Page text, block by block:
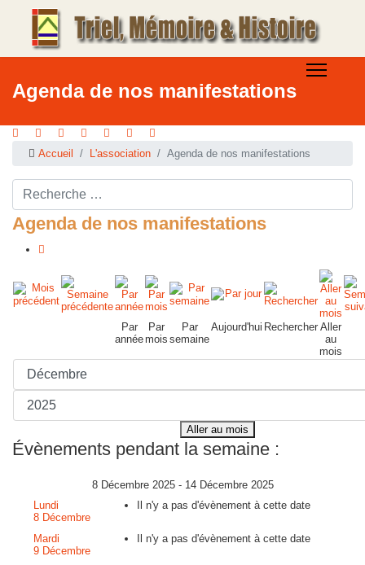
Agenda de nos manifestations
Accueil L'association Agenda de nos manifestations
Rechercher ...
Agenda de nos manifestations
Par
année
Par
mois
Par
semaine
Aujourd'hui Rechercher Aller
au
mois
Aller au mois
Évènements pendant la semaine :
8 Décembre 2025 - 14 Décembre 2025
Lundi
8 Décembre
Il n'y a pas d'évènement à cette date
Mardi
9 Décembre
Il n'y a pas d'évènement à cette date